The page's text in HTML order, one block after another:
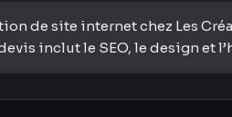
de site internet chez Les
inclut le SEO, le design et